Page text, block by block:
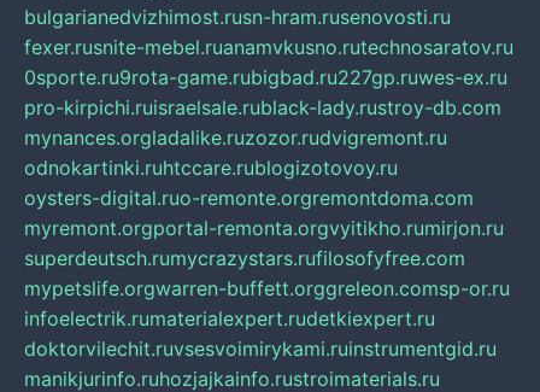
bulgarianedvizhimost.rusn-hram.rusenovosti.ru
fexer.rusnite-mebel.ruanamvkusno.rutechnosaratov.ru
0sporte.ru9rota-game.rubigbad.ru227gp.ruwes-ex.ru
pro-kirpichi.ruisraelsale.rublack-lady.rustroy-db.com
mynances.orgladalike.ruzozor.rudvigremont.ru
odnokartinki.ruhtccare.rublogizotovoy.ru
oysters-digital.ruo-remonte.orgremontdoma.com
myremont.orgportal-remonta.orgvyitikho.rumirjon.ru
superdeutsch.rumycrazystars.rufilosofyfree.com
mypetslife.orgwarren-buffett.orggreleon.comsp-or.ru
infoelectrik.rumaterialexpert.rudetkiexpert.ru
doktorvilechit.ruvsesvoimirykami.ruinstrumentgid.ru
manikjurinfo.ruhozjajkainfo.rustroimaterials.ru